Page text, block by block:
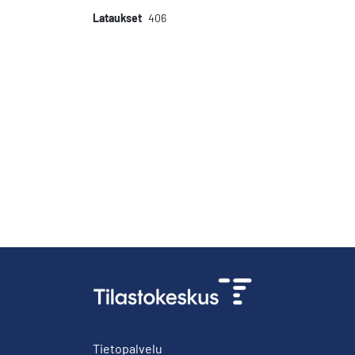
Lataukset 406
Tietopalvelu